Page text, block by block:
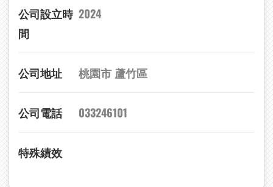
公司設立時
間
2024
公司地址 桃園市 蘆竹區
公司電話 033246101
特殊績效